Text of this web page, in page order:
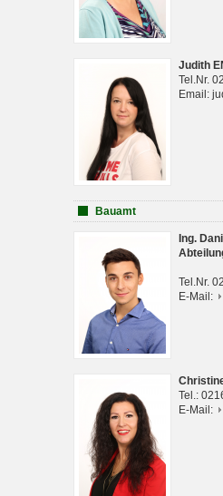
Judith
Tel.Nr.
Email:
Bauamt
Ing.
Tel.Nr.
E-Mail:
Tel.:
E-Mail: